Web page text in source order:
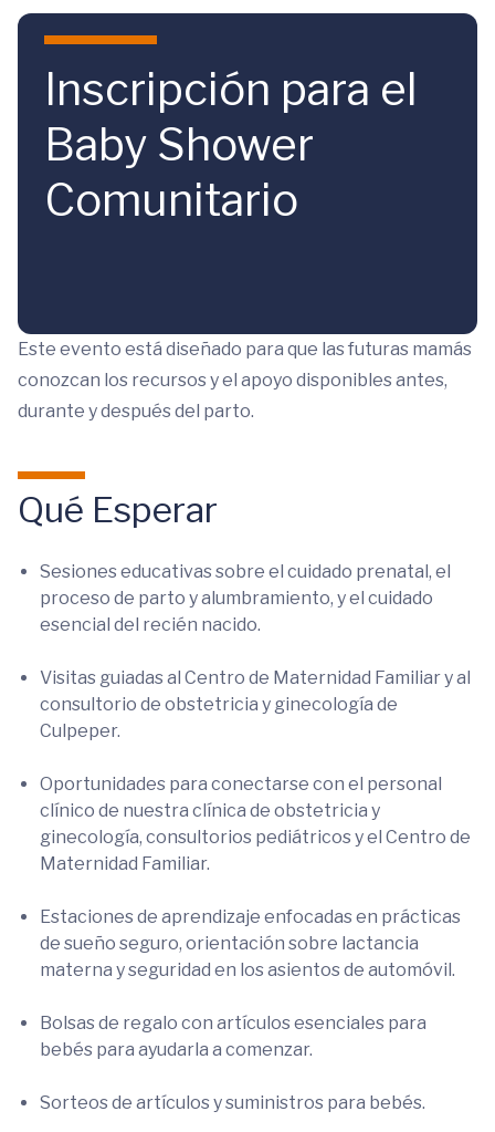
Skip to main content
Inscripción para el
Baby Shower
Comunitario
Este evento está diseñado para que las futuras mamás
conozcan los recursos y el apoyo disponibles antes,
durante y después del parto.
Qué Esperar
Sesiones educativas sobre el cuidado prenatal, el
proceso de parto y alumbramiento, y el cuidado
esencial del recién nacido.
Visitas guiadas al Centro de Maternidad Familiar y al
consultorio de obstetricia y ginecología de
Culpeper.
Oportunidades para conectarse con el personal
clínico de nuestra clínica de obstetricia y
ginecología, consultorios pediátricos y el Centro de
Maternidad Familiar.
Estaciones de aprendizaje enfocadas en prácticas
de sueño seguro, orientación sobre lactancia
materna y seguridad en los asientos de automóvil.
Bolsas de regalo con artículos esenciales para
bebés para ayudarla a comenzar.
Sorteos de artículos y suministros para bebés.